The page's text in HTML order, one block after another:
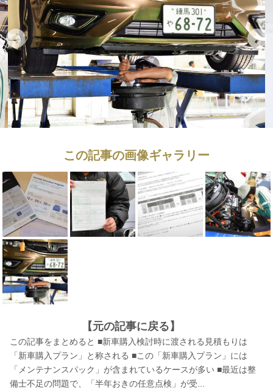
この記事の画像ギャラリー
【元の記事に戻る】
この記事をまとめると ■新車購入検討時に渡される見積もりは
「新車購入プラン」と称される ■この「新車購入プラン」には
「メンテナンスパック」が含まれているケースが多い ■最近は整
備士不足の問題で、「半年おきの任意点検」が受...